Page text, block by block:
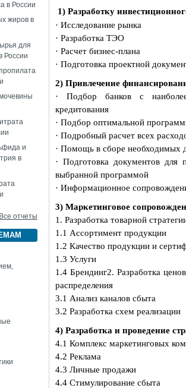
в России
жиров в
для
России
и
в
Все отчеты
1) Разработку
· Исследование рынка
· Разработка ТЭО
· Расчет бизнес-плана
· Подготовка проектной
2) Привлечение
· Подбор банков с
кредитования
· Подбор оптимальной
· Подробный расчет всех
· Помощь в сборе необходимых
· Подготовка документов для
выбранной программой
· Информационное
3) Маркетинговое
1. Разработка товарной
1.1 Ассортимент продукции
1.2 Качество продукции и
1.3 Услуги
1.4 Брендинг2. Разработка
распределения
3.1 Анализ каналов сбыта
3.2 Разработка схем реализации
4) Разработка и проведение
4.1 Комплекс маркетинговых
4.2 Реклама
4.3 Личные продажи
4.4 Стимулирование сбыта